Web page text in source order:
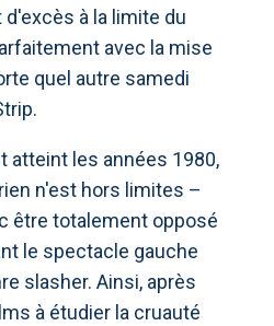
à la limite du
avec la mise
quel autre samedi
atteint les années 1980,
n'est hors limites –
être totalement opposé
le spectacle gauche
slasher. Ainsi, après
à étudier la cruauté